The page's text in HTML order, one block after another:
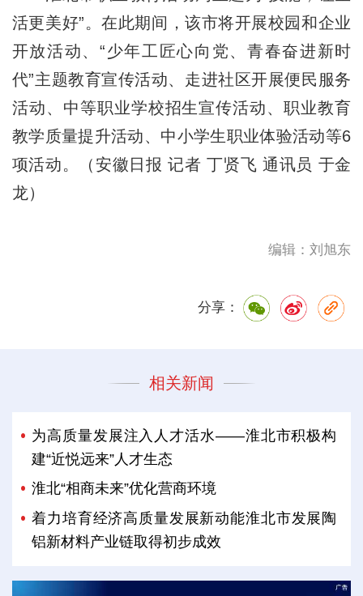
活更美好”。在此期间，该市将开展校园和企业
开放活动、“少年工匠心向党、青春奋进新时
代”主题教育宣传活动、走进社区开展便民服务
活动、中等职业学校招生宣传活动、职业教育
教学质量提升活动、中小学生职业体验活动等6
项活动。（安徽日报 记者 丁贤飞 通讯员 于金
龙）
编辑：刘旭东
分享：
相关新闻
为高质量发展注入人才活水——淮北市积极构
建“近悦远来”人才生态
淮北“相商未来”优化营商环境
着力培育经济高质量发展新动能淮北市发展陶
铝新材料产业链取得初步成效